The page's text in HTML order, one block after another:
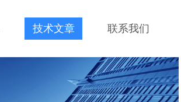
技术文章 联系我们